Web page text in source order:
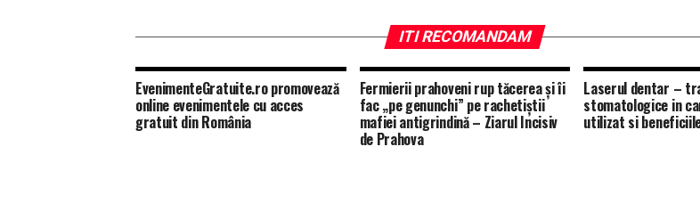
ITI RECOMANDAM
EvenimenteGratuite.ro promovează
online evenimentele cu acces
gratuit din România
Fermierii prahoveni rup tăcerea și îi
fac „pe genunchi” pe rachetiștii
mafiei antigrindină – Ziarul Incisiv
de Prahova
Laserul dentar –
stomatologice in
utilizat si